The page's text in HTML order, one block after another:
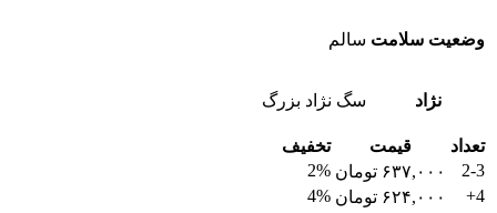
وضعیت سلامت سالم
نژاد سگ نژاد بزرگ
تعداد قیمت
تخفیف
2-3
۶۳۷,۰۰۰ تومان 2%
4+
۶۲۴,۰۰۰ تومان 4%